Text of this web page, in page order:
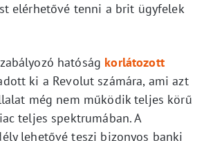
elérhetővé tenni a brit ügyfelek
hatóság korlátozott
ki a Revolut számára, ami azt
még nem működik teljes körű
teljes spektrumában. A
lehetővé teszi bizonyos banki